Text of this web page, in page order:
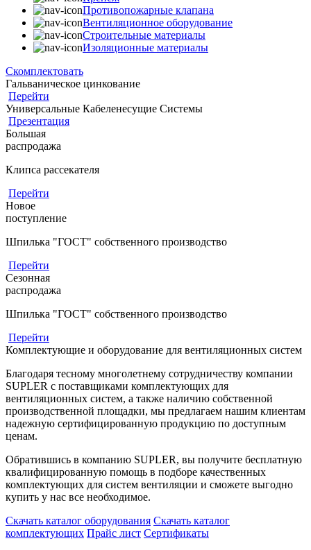
Противопожарные клапана
Вентиляционное оборудование
Строительные материалы
Изоляционные материалы
Скомплектовать
Гальваническое цинкование
Перейти
Универсальные Кабеленесущие Системы
Презентация
Большая
распродажа
Клипса рассекателя
Перейти
Новое
поступление
Шпилька "ГОСТ" собственного производство
Перейти
Сезонная
распродажа
Шпилька "ГОСТ" собственного производство
Перейти
Комплектующие и оборудование для вентиляционных систем
Благодаря тесному многолетнему сотрудничеству компании
SUPLER с поставщиками комплектующих для
вентиляционных систем, а также наличию собственной
производственной площадки, мы предлагаем нашим клиентам
надежную сертифицированную продукцию по доступным
ценам.
Обратившись в компанию SUPLER, вы получите бесплатную
квалифицированную помощь в подборе качественных
комплектующих для систем вентиляции и сможете выгодно
купить у нас все необходимое.
Скачать каталог оборудования Скачать каталог
комплектующих Прайс лист Сертификаты